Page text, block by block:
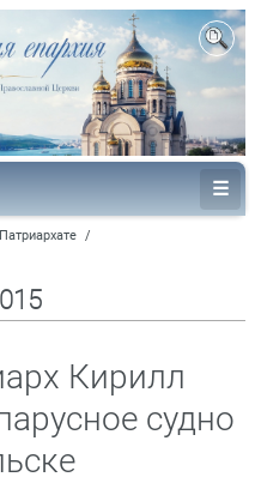
/
Кирилл
судно